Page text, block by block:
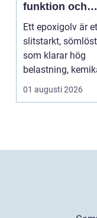
funktion och
snygg design i
samma lösning
Ett epoxigolv är
slitstarkt,
som klarar hög
belastning,
och väta utan at...
01 augusti 2026